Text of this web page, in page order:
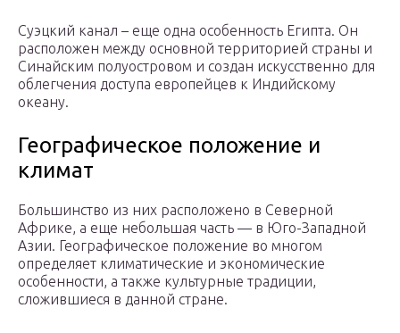
Суэцкий канал – еще одна особенность Египта. Он
расположен между основной территорией страны и
Синайским полуостровом и создан искусственно для
облегчения доступа европейцев к Индийскому
океану.
Географическое положение и
климат
Большинство из них расположено в Северной
Африке, а еще небольшая часть — в Юго-Западной
Азии. Географическое положение во многом
определяет климатические и экономические
особенности, а также культурные традиции,
сложившиеся в данной стране.